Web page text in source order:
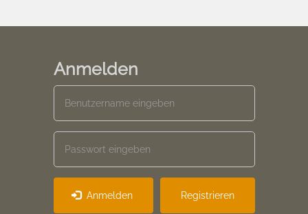
Anmelden
Anmelden Registrieren